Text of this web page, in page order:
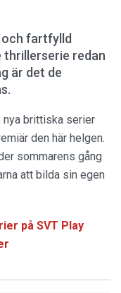
och fartfylld
thrillerserie redan
är det de
nya brittiska serier
den här helgen.
sommarens gång
att bilda sin egen
på SVT Play